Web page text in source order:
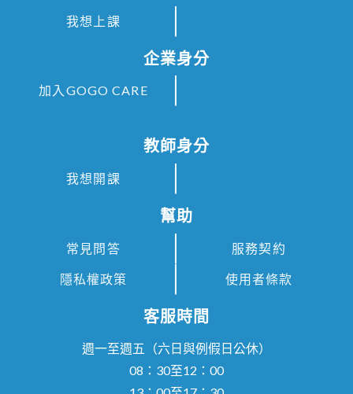
我想上課
企業身分
加入GOGO CARE
教師身分
我想開課
幫助
常見問答 服務契約
隱私權政策 使用者條款
客服時間
週一至週五（六日與例假日公休）
08：30至12：00